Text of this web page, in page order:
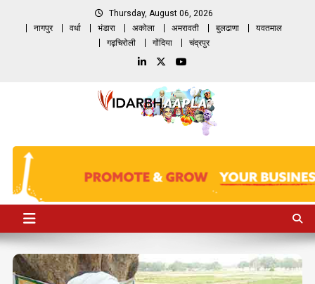
Thursday, August 06, 2026
नागपुर
वर्धा भंडारा अकोला अमरावती बुलढाणा
यवतमाल
गढ़चिरोली
गोंदिया चंद्रपुर